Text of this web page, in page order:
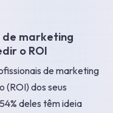
de marketing
o ROI
de marketing
(ROI) dos seus
deles têm ideia